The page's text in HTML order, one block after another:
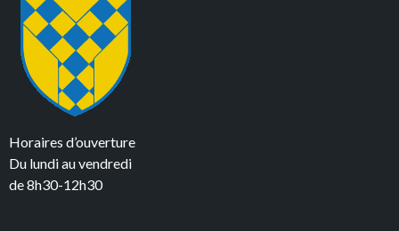
Horaires d’ouverture
Du lundi au vendredi
de 8h30-12h30